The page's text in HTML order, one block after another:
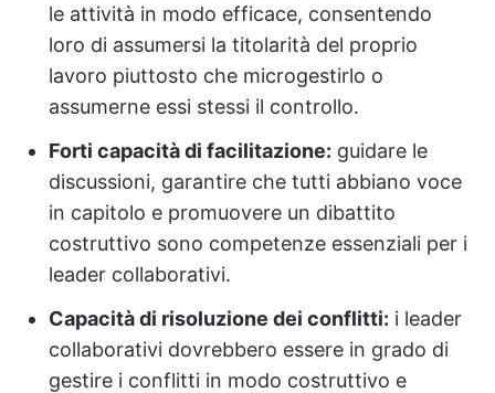
le attività in modo efficace, consentendo
loro di assumersi la titolarità del proprio
lavoro piuttosto che microgestirlo o
assumerne essi stessi il controllo.
Forti capacità di facilitazione: guidare le
discussioni, garantire che tutti abbiano voce
in capitolo e promuovere un dibattito
costruttivo sono competenze essenziali per i
leader collaborativi.
Capacità di risoluzione dei conflitti: i leader
collaborativi dovrebbero essere in grado di
gestire i conflitti in modo costruttivo e